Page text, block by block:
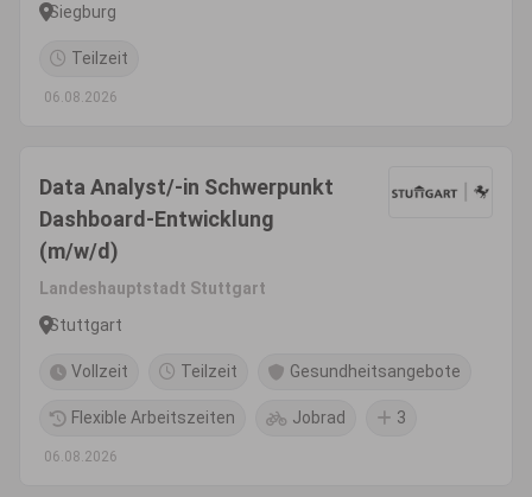
Siegburg
Teilzeit
06.08.2026
Data Analyst/-in Schwerpunkt
Dashboard-Entwicklung
(m/w/d)
Landeshauptstadt Stuttgart
Stuttgart
Vollzeit Teilzeit Gesundheitsangebote
Flexible Arbeitszeiten Jobrad 3
06.08.2026